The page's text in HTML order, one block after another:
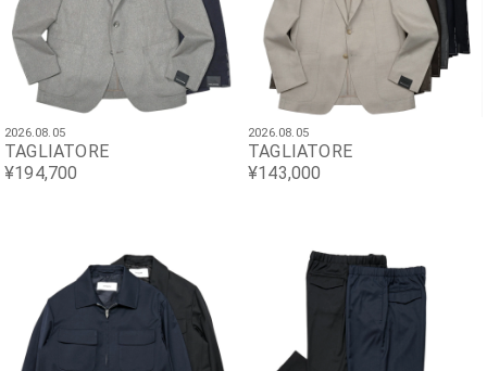
2026.08.05
TAGLIATORE
¥194,700
2026.08.05
TAGLIATORE
¥143,000